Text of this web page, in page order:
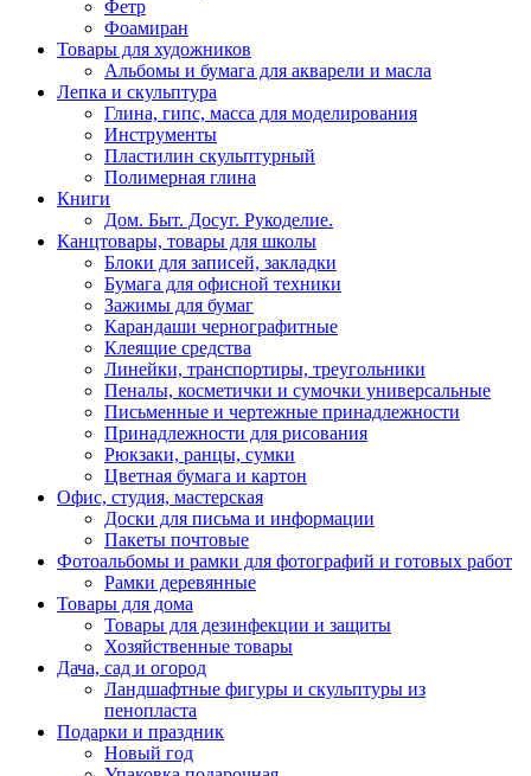
Фетр
Фоамиран
Товары для художников
Альбомы и бумага для акварели и масла
Лепка и скульптура
Глина, гипс, масса для моделирования
Инструменты
Пластилин скульптурный
Полимерная глина
Книги
Дом. Быт. Досуг. Рукоделие.
Канцтовары, товары для школы
Блоки для записей, закладки
Бумага для офисной техники
Зажимы для бумаг
Карандаши чернографитные
Клеящие средства
Линейки, транспортиры, треугольники
Пеналы, косметички и сумочки универсальные
Письменные и чертежные принадлежности
Принадлежности для рисования
Рюкзаки, ранцы, сумки
Цветная бумага и картон
Офис, студия, мастерская
Доски для письма и информации
Пакеты почтовые
Фотоальбомы и рамки для фотографий и готовых работ
Рамки деревянные
Товары для дома
Товары для дезинфекции и защиты
Хозяйственные товары
Дача, сад и огород
Ландшафтные фигуры и скульптуры из
пенопласта
Подарки и праздник
Новый год